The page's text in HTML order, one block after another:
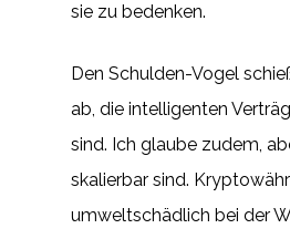
sie zu bedenken.
Den Schulden-Vogel
ab, die intelligenten
sind. Ich glaube zudem,
skalierbar sind.
umweltschädlich bei der